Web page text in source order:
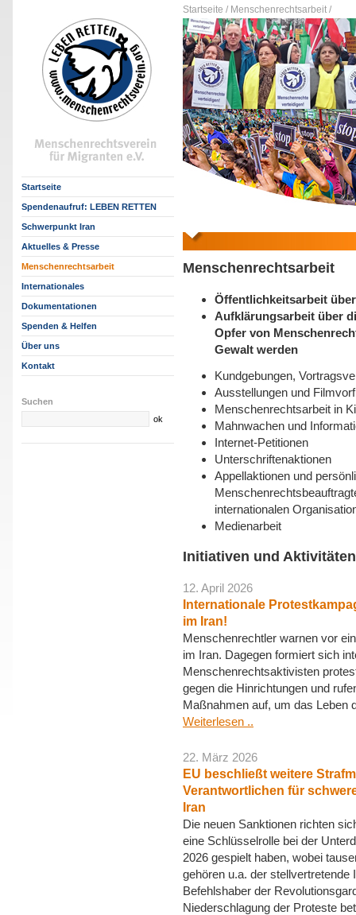
Startseite / Menschenrechtsarbeit /
Startseite
Spendenaufruf: LEBEN RETTEN
Schwerpunkt Iran
Aktuelles & Presse
Menschenrechtsarbeit
Internationales
Dokumentationen
Spenden & Helfen
Über uns
Kontakt
Suchen
Menschenrechtsarbeit
Öffentlichkeitsarbeit
Aufklärungsarbeit über
Opfer von
Gewalt werden
Kundgebungen,
Ausstellungen und
Menschenrechtsarbeit in
Mahnwachen und
Internet-Petitionen
Unterschriftenaktionen
Appellaktionen und
internationalen
Medienarbeit
Initiativen und
12. April 2026
Internationale
im Iran!
Menschenrechtler warnen vor
im Iran. Dagegen formiert sich
Menschenrechtsaktivisten
gegen die Hinrichtungen und
Maßnahmen auf, um das Leben
Weiterlesen ..
22. März 2026
EU beschließt weitere
Verantwortlichen für
Iran
Die neuen Sanktionen richten
eine Schlüsselrolle bei der
2026 gespielt haben, wobei
gehören u.a. der
Befehlshaber der
Niederschlagung der Proteste